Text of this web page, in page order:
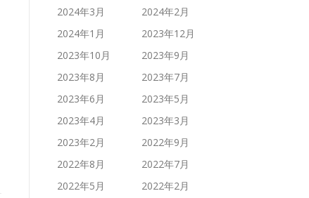
2024年3月
2024年2月
2024年1月
2023年12月
2023年10月
2023年9月
2023年8月
2023年7月
2023年6月
2023年5月
2023年4月
2023年3月
2023年2月
2022年9月
2022年8月
2022年7月
2022年5月
2022年2月